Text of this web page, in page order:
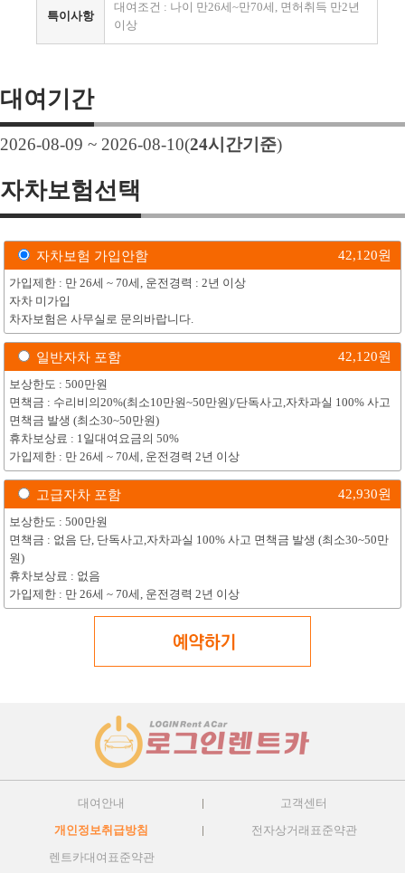
특이사항
대여조건 : 나이 만26세~만70세, 면허취득 만2년
이상
대여기간
2026-08-09 ~ 2026-08-10(24시간기준)
자차보험선택
자차보험 가입안함 42,120원
가입제한 : 만 26세 ~ 70세, 운전경력 : 2년 이상
자차 미가입
차자보험은 사무실로 문의바랍니다.
일반자차 포함 42,120원
보상한도 : 500만원
면책금 : 수리비의20%(최소10만원~50만원)/단독사고,자차과실 100% 사고
면책금 발생 (최소30~50만원)
휴차보상료 : 1일대여요금의 50%
가입제한 : 만 26세 ~ 70세, 운전경력 2년 이상
고급자차 포함 42,930원
보상한도 : 500만원
면책금 : 없음 단, 단독사고,자차과실 100% 사고 면책금 발생 (최소30~50만
원)
휴차보상료 : 없음
가입제한 : 만 26세 ~ 70세, 운전경력 2년 이상
대여안내 고객센터
개인정보취급방침 전자상거래표준약관
렌트카대여표준약관